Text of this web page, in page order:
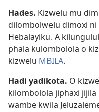
Hades. Kizwelu mu
dilombolwelu dimoxi ni
Hebalayiku. A
phala kulombolola o
kizwelu MBILA.
Hadi yadikota. O
kilombolola jiphaxi jijila
wambe kwila